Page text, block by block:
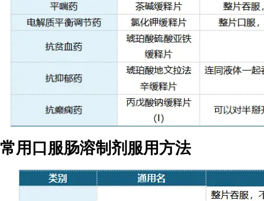
常用口服肠溶制剂服用方法